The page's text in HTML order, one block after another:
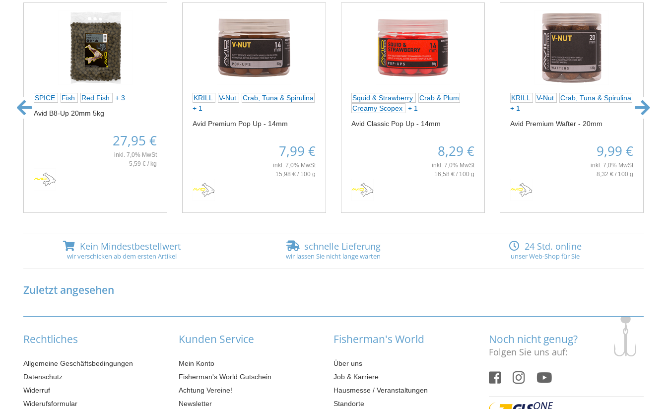
SPICE Fish Red Fish
+ 3
Avid B8-Up 20mm 5kg
27,95 €
inkl. 7,0% MwSt
5,59 € / kg
KRILL V-Nut
Crab, Tuna & Spirulina
+ 1
Avid Premium Pop Up - 14mm
7,99 €
inkl. 7,0% MwSt
15,98 € / 100 g
Squid & Strawberry
Crab & Plum
Creamy Scopex
+ 1
Avid Classic Pop Up - 14mm
8,29 €
inkl. 7,0% MwSt
16,58 € / 100 g
KRILL V-Nut
Crab, Tuna & Spirulina
+ 1
Avid Premium Wafter - 20mm
9,99 €
inkl. 7,0% MwSt
8,32 € / 100 g
Kein Mindestbestellwert
wir verschicken ab dem ersten Artikel
schnelle Lieferung
wir lassen Sie nicht lange warten
24 Std. online
unser Web-Shop für Sie
Zuletzt angesehen
Rechtliches
Allgemeine Geschäftsbedingungen
Datenschutz
Widerruf
Widerufsformular
Kunden Service
Mein Konto
Fisherman's World Gutschein
Achtung Vereine!
Newsletter
Fisherman's World
Über uns
Job & Karriere
Hausmesse / Veranstaltungen
Standorte
Noch nicht genug?
Folgen Sie uns auf: